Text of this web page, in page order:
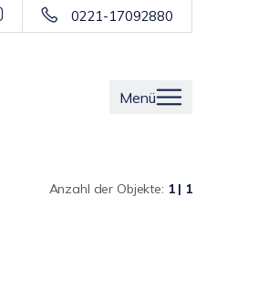
0221-17092880
Menü
Anzahl der Objekte: 1 | 1